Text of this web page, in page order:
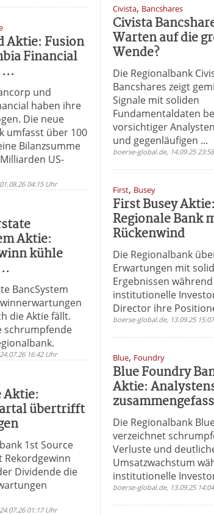
Aktie: Fusion
Financial
und
haben ihre
Die neue
umfasst über 100
Bilanzsumme
US-
04:15 Uhr
Aktie:
kühle
BancSystem
die Aktie fällt.
schrumpfende
16:42 Uhr
Aktie:
übertrifft
1st Source
Dividende die
01:17 Uhr
Civista, Bancshares
Civista
Warten auf die
Wende?
Die Regionalbank
Bancshares zeigt
Signale mit soliden
Fundamentaldaten
vorsichtiger
und gegenläufigen ...
boerse-global.de, 14.09.25
First, Busey
First Busey Aktie:
Regionale Bank
Rückenwind
Die Regionalbank
Erwartungen mit
Ergebnissen während
institutionelle
Director ihre
boerse-global.de, 13.09.25
Blue, Foundry
Blue Foundry
Aktie:
Die Regionalbank
verzeichnet
Verluste und
Umsatzwachstum
institutionelle
boerse-global.de, 13.09.25